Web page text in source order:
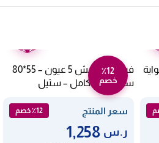
60*90 – 2 شواية
٪12
خصم
فرن غاز فريش 5 عيون – 55*80
سم – أمان كامل – ستيل
FSC8055
سعر المنتج
٪12 خصم
ر.س